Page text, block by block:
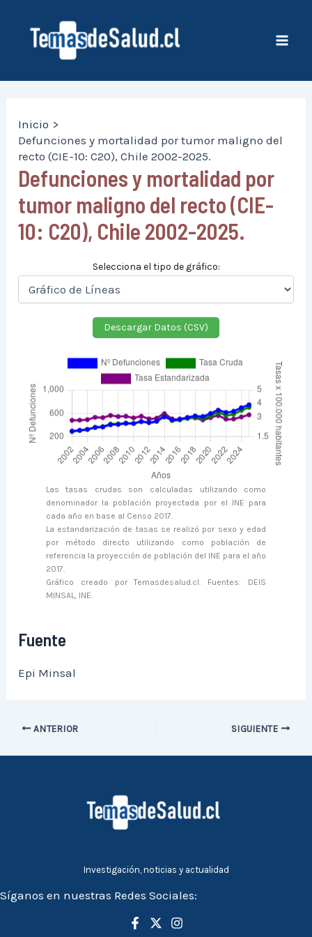
contenido
Inicio
Defunciones y mortalidad por tumor maligno del
recto (CIE-10: C20), Chile 2002-2025.
Defunciones y mortalidad por
tumor maligno del recto (CIE-
10: C20), Chile 2002-2025.
Selecciona el tipo de gráfico:
Descargar Datos (CSV)
Las tasas crudas son calculadas utilizando como
denominador la población proyectada por el INE para
cada año en base al Censo 2017.
La estandarización de tasas se realizó por sexo y edad
por método directo utilizando como población de
referencia la proyección de población del INE para el año
2017.
Gráfico creado por Temasdesalud.cl. Fuentes: DEIS
MINSAL, INE.
Fuente
Epi Minsal
ANTERIOR SIGUIENTE
Investigación, noticias y actualidad
Síganos en nuestras Redes Sociales: